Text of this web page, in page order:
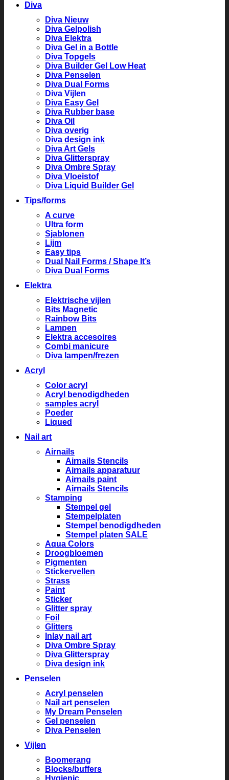
Diva
Diva Nieuw
Diva Gelpolish
Diva Elektra
Diva Gel in a Bottle
Diva Topgels
Diva Builder Gel Low Heat
Diva Penselen
Diva Dual Forms
Diva Vijlen
Diva Easy Gel
Diva Rubber base
Diva Oil
Diva overig
Diva design ink
Diva Art Gels
Diva Glitterspray
Diva Ombre Spray
Diva Vloeistof
Diva Liquid Builder Gel
Tips/forms
A curve
Ultra form
Sjablonen
Lijm
Easy tips
Dual Nail Forms / Shape It’s
Diva Dual Forms
Elektra
Elektrische vijlen
Bits Magnetic
Rainbow Bits
Lampen
Elektra accesoires
Combi manicure
Diva lampen/frezen
Acryl
Color acryl
Acryl benodigdheden
samples acryl
Poeder
Liqued
Nail art
Airnails
Airnails Stencils
Airnails apparatuur
Airnails paint
Airnails Stencils
Stamping
Stempel gel
Stempelplaten
Stempel benodigdheden
Stempel platen SALE
Aqua Colors
Droogbloemen
Pigmenten
Stickervellen
Strass
Paint
Sticker
Glitter spray
Foil
Glitters
Inlay nail art
Diva Ombre Spray
Diva Glitterspray
Diva design ink
Penselen
Acryl penselen
Nail art penselen
My Dream Penselen
Gel penselen
Diva Penselen
Vijlen
Boomerang
Blocks/buffers
Hygienic